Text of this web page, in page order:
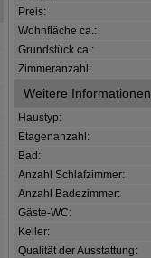
Preis:
Wohnfläche ca.:
Grundstück ca.:
Zimmeranzahl:
Weitere Informationen
Haustyp:
Etagenanzahl:
Bad:
Anzahl Schlafzimmer:
Anzahl Badezimmer:
Gäste-WC:
Keller:
Qualität der Ausstattung: